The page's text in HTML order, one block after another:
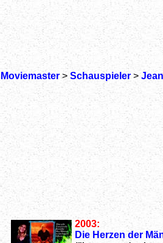
Moviemaster> Schauspieler>
2003:
Die Herzen der